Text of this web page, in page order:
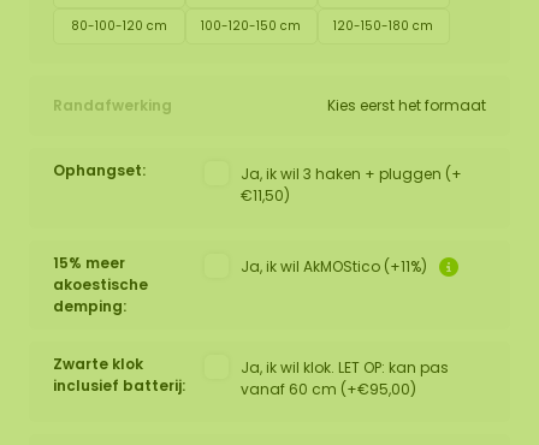
80-100-120 cm
100-120-150 cm 120-150-180 cm
Randafwerking Kies eerst het formaat
Ophangset:
Ja, ik wil 3 haken + pluggen (+
€11,50)
15% meer
akoestische
demping:
Ja, ik wil AkMOStico (+11%)
Zwarte klok
inclusief batterij:
Ja, ik wil klok. LET OP: kan pas
vanaf 60 cm (+€95,00)